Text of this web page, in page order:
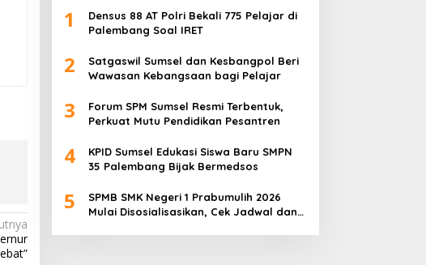
1
Densus 88 AT Polri Bekali 775 Pelajar di
Palembang Soal IRET
2
Satgaswil Sumsel dan Kesbangpol Beri
Wawasan Kebangsaan bagi Pelajar
3
Forum SPM Sumsel Resmi Terbentuk,
Perkuat Mutu Pendidikan Pesantren
4
KPID Sumsel Edukasi Siswa Baru SMPN
35 Palembang Bijak Bermedsos
5
SPMB SMK Negeri 1 Prabumulih 2026
Mulai Disosialisasikan, Cek Jadwal dan